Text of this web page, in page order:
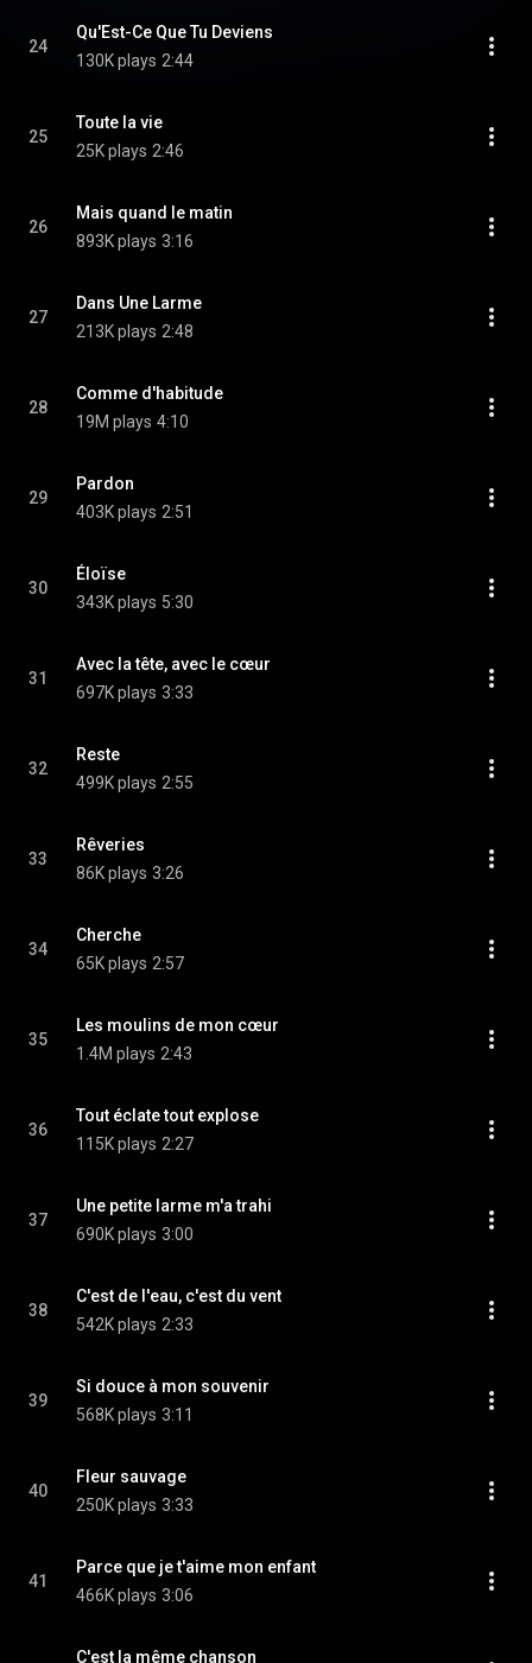
24
Qu'Est-Ce Que Tu Deviens
130K plays 2:44
25
Toute la vie
25K plays 2:46
26
Mais quand le matin
893K plays 3:16
27
Dans Une Larme
213K plays 2:48
28
Comme d'habitude
19M plays 4:10
29
Pardon
403K plays 2:51
30
Éloïse
343K plays 5:30
31
Avec la tête, avec le cœur
697K plays 3:33
32
Reste
499K plays 2:55
33
Rêveries
86K plays 3:26
34
Cherche
65K plays 2:57
35
Les moulins de mon cœur
1.4M plays 2:43
36
Tout éclate tout explose
115K plays 2:27
37
Une petite larme m'a trahi
690K plays 3:00
38
C'est de l'eau, c'est du vent
542K plays 2:33
39
Si douce à mon souvenir
568K plays 3:11
40
Fleur sauvage
250K plays 3:33
41
Parce que je t'aime mon enfant
466K plays 3:06
C'est la même chanson